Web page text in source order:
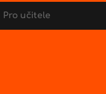
Pro učitele